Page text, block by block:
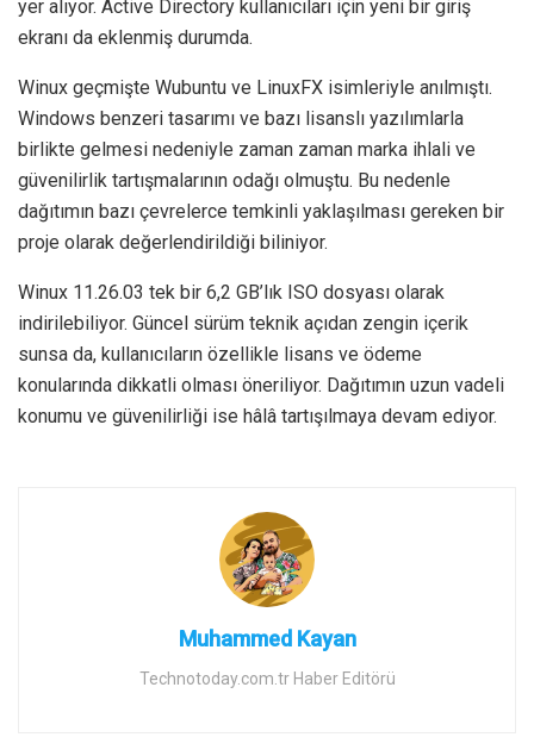
yer alıyor. Active Directory kullanıcıları için yeni bir giriş
ekranı da eklenmiş durumda.
Winux geçmişte Wubuntu ve LinuxFX isimleriyle anılmıştı.
Windows benzeri tasarımı ve bazı lisanslı yazılımlarla
birlikte gelmesi nedeniyle zaman zaman marka ihlali ve
güvenilirlik tartışmalarının odağı olmuştu. Bu nedenle
dağıtımın bazı çevrelerce temkinli yaklaşılması gereken bir
proje olarak değerlendirildiği biliniyor.
Winux 11.26.03 tek bir 6,2 GB’lık ISO dosyası olarak
indirilebiliyor. Güncel sürüm teknik açıdan zengin içerik
sunsa da, kullanıcıların özellikle lisans ve ödeme
konularında dikkatli olması öneriliyor. Dağıtımın uzun vadeli
konumu ve güvenilirliği ise hâlâ tartışılmaya devam ediyor.
Muhammed Kayan
Technotoday.com.tr Haber Editörü